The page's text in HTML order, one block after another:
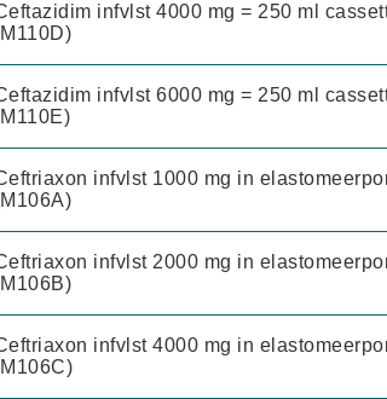
infvlst 4000 mg = 250 ml
infvlst 6000 mg = 250 ml
infvlst 1000 mg in
infvlst 2000 mg in
infvlst 4000 mg in